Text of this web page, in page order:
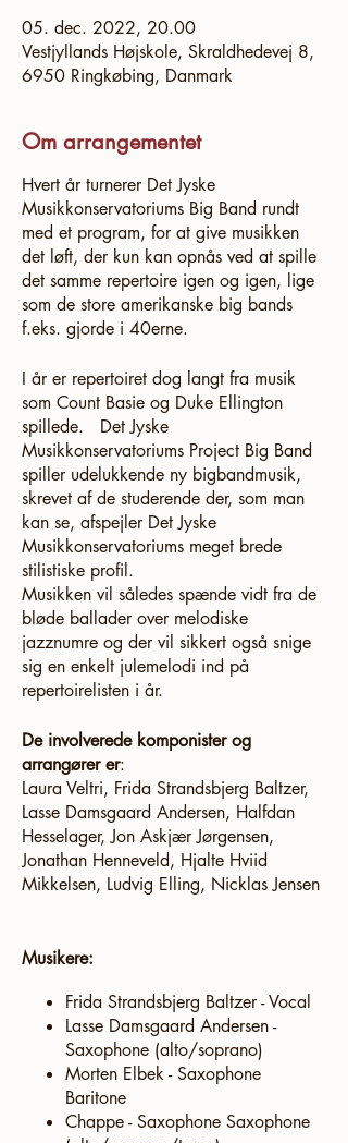
05. dec. 2022, 20.00
Vestjyllands Højskole, Skraldhedevej 8,
6950 Ringkøbing, Danmark
Om arrangementet
Hvert år turnerer Det Jyske
Musikkonservatoriums Big Band rundt
med et program, for at give musikken
det løft, der kun kan opnås ved at spille
det samme repertoire igen og igen, lige
som de store amerikanske big bands
f.eks. gjorde i 40erne.
I år er repertoiret dog langt fra musik
som Count Basie og Duke Ellington
spillede. Det Jyske
Musikkonservatoriums Project Big Band
spiller udelukkende ny bigbandmusik,
skrevet af de studerende der, som man
kan se, afspejler Det Jyske
Musikkonservatoriums meget brede
stilistiske profil.
Musikken vil således spænde vidt fra de
bløde ballader over melodiske
jazznumre og der vil sikkert også snige
sig en enkelt julemelodi ind på
repertoirelisten i år.
De involverede komponister og
arrangører er:
Laura Veltri, Frida Strandsbjerg Baltzer,
Lasse Damsgaard Andersen, Halfdan
Hesselager, Jon Askjær Jørgensen,
Jonathan Henneveld, Hjalte Hviid
Mikkelsen, Ludvig Elling, Nicklas Jensen
Musikere:
Frida Strandsbjerg Baltzer - Vocal
Lasse Damsgaard Andersen -
Saxophone (alto/soprano)
Morten Elbek - Saxophone
Baritone
Chappe - Saxophone Saxophone